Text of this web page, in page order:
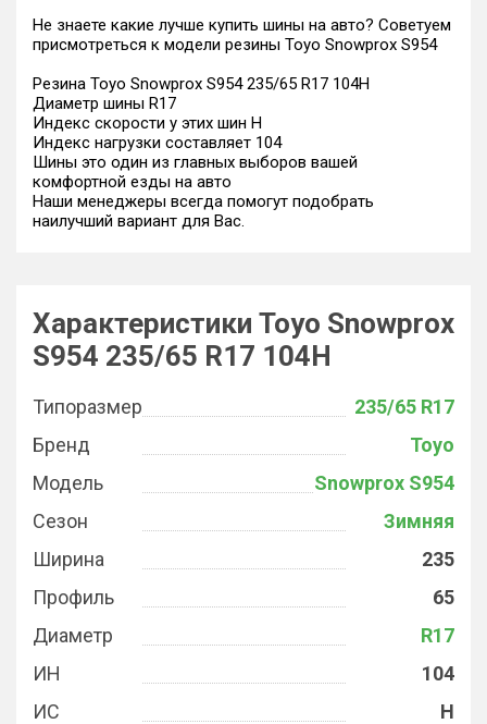
Не знаете какие лучше купить шины на авто? Советуем
присмотреться к модели резины Toyo Snowprox S954
Резина Toyo Snowprox S954 235/65 R17 104H
Диаметр шины R17
Индекс скорости у этих шин H
Индекс нагрузки составляет 104
Шины это один из главных выборов вашей
комфортной езды на авто
Наши менеджеры всегда помогут подобрать
наилучший вариант для Вас.
Характеристики Toyo Snowprox
S954 235/65 R17 104H
Типоразмер
235/65 R17
Бренд
Toyo
Модель
Snowprox S954
Сезон
Зимняя
Ширина
235
Профиль
65
Диаметр
R17
ИН
104
ИС
H